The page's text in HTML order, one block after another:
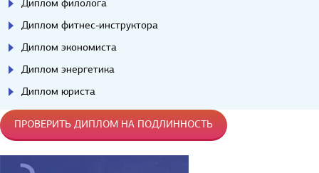
Диплом филолога
Диплом фитнес-инструктора
Диплом экономиста
Диплом энергетика
Диплом юриста
ПРОВЕРИТЬ ДИПЛОМ НА ПОДЛИННОСТЬ